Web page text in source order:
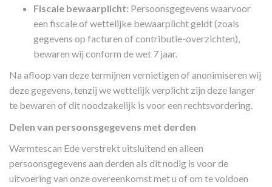
Fiscale bewaarplicht: Persoonsgegevens waarvoor
een fiscale of wettelijke bewaarplicht geldt (zoals
gegevens op facturen of contributie-overzichten),
bewaren wij conform de wet 7 jaar.
Na afloop van deze termijnen vernietigen of anonimiseren wij
deze gegevens, tenzij we wettelijk verplicht zijn deze langer
te bewaren of dit noodzakelijk is voor een rechtsvordering.
Delen van persoonsgegevens met derden
Warmtescan Ede verstrekt uitsluitend en alleen
persoonsgegevens aan derden als dit nodig is voor de
uitvoering van onze overeenkomst met u of om te voldoen